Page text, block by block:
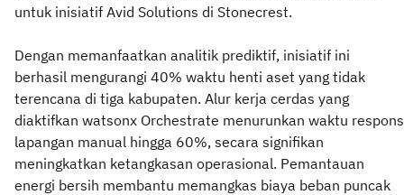
untuk inisiatif Avid Solutions di Stonecrest.
Dengan memanfaatkan analitik prediktif, inisiatif ini
berhasil mengurangi 40% waktu henti aset yang tidak
terencana di tiga kabupaten. Alur kerja cerdas yang
diaktifkan watsonx Orchestrate menurunkan waktu respons
lapangan manual hingga 60%, secara signifikan
meningkatkan ketangkasan operasional. Pemantauan
energi bersih membantu memangkas biaya beban puncak